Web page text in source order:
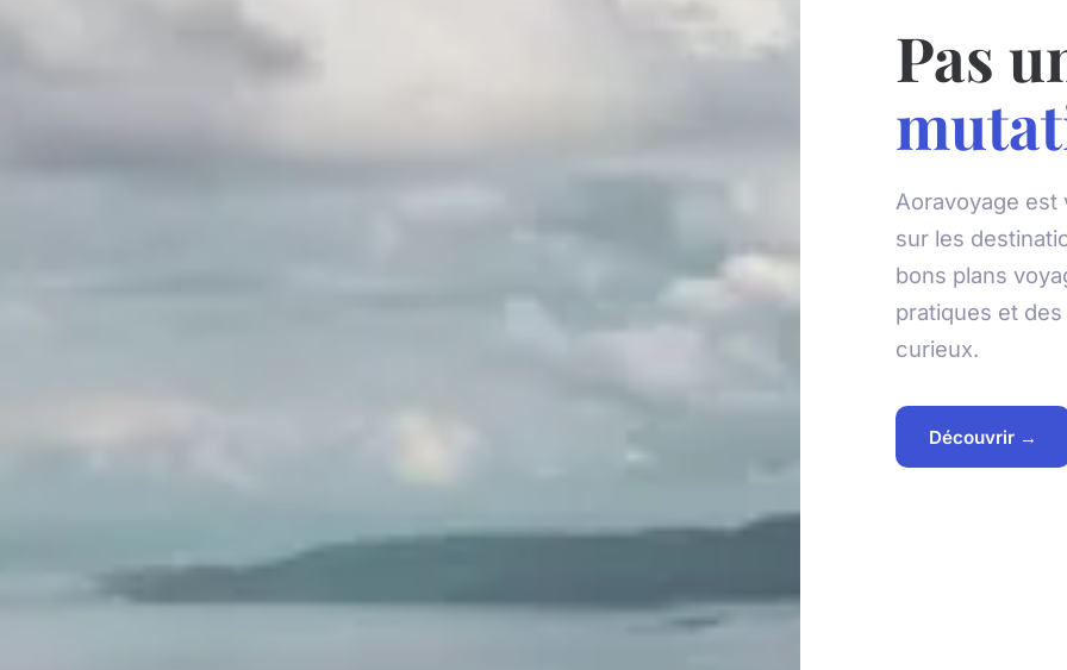
Pas
Aoravoyage
sur les
bons plans
pratiques et
curieux.
Découvrir →